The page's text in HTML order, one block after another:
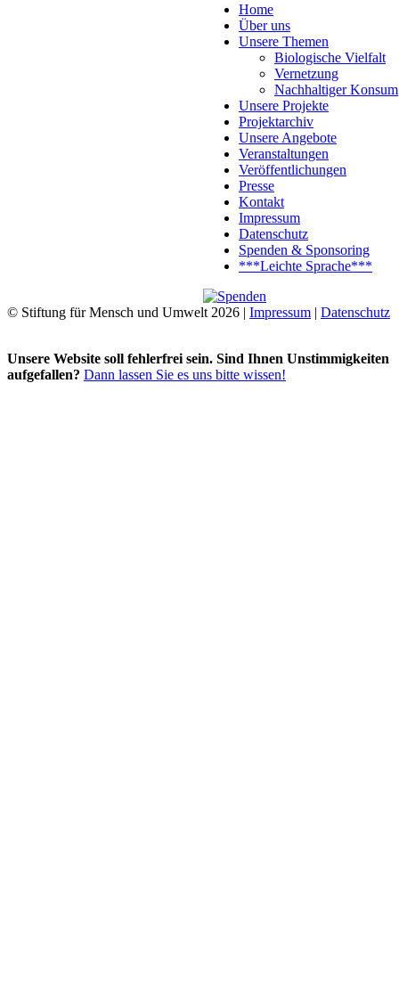
Home
Über uns
Unsere Themen
Biologische Vielfalt
Vernetzung
Nachhaltiger Konsum
Unsere Projekte
Projektarchiv
Unsere Angebote
Veranstaltungen
Veröffentlichungen
Presse
Kontakt
Impressum
Datenschutz
Spenden & Sponsoring
***Leichte Sprache***
© Stiftung für Mensch und Umwelt 2026 | Impressum | Datenschutz
Unsere Website soll fehlerfrei sein. Sind Ihnen Unstimmigkeiten
aufgefallen? Dann lassen Sie es uns bitte wissen!